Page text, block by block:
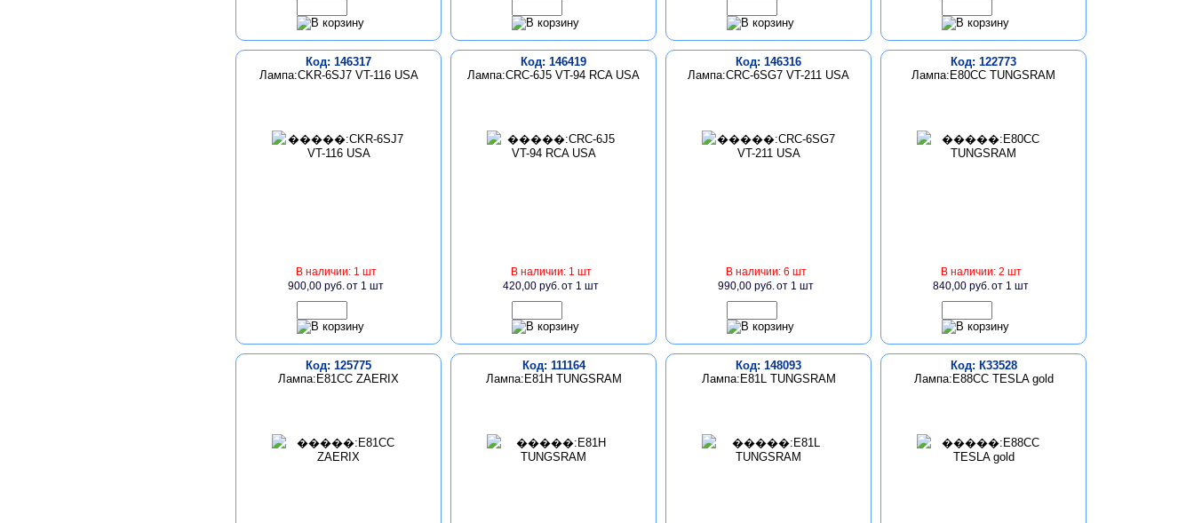
Код: 146317
Лампа:CKR-6SJ7 VT-116 USA
В наличии: 1 шт
900,00 руб.от 1 шт
Код: 146419
Лампа:CRC-6J5 VT-94 RCA USA
В наличии: 1 шт
420,00 руб.от 1 шт
Код: 146316
Лампа:CRC-6SG7 VT-211 USA
В наличии: 6 шт
990,00 руб.от 1 шт
Код: 122773
Лампа:E80CC TUNGSRAM
В наличии: 2 шт
840,00 руб.от 1 шт
Код: 125775
Лампа:E81CC ZAERIX
Код: 111164
Лампа:E81H TUNGSRAM
Код: 148093
Лампа:E81L TUNGSRAM
Код: К33528
Лампа:E88CC TESLA gold